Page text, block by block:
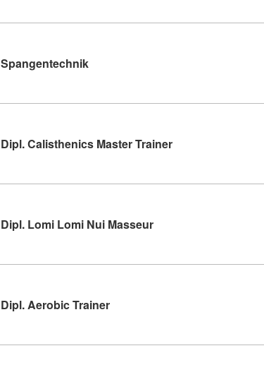
SpangentechnikKursdetail: Spangentechnik
Dipl. Calisthenics Master TrainerKursdetail: Dipl.
Dipl. Lomi Lomi Nui MasseurKursdetail: Dipl. Lomi
Dipl. Aerobic TrainerKursdetail: Dipl. Aerobic